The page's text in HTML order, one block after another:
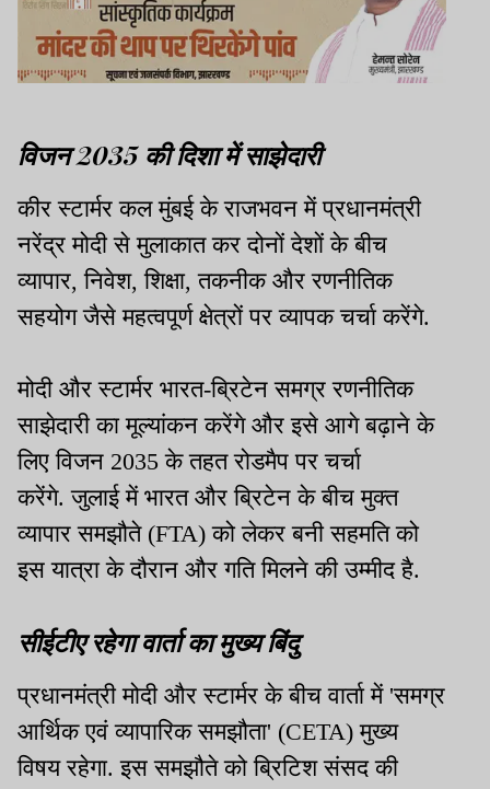
विजन 2035 की दिशा में साझेदारी
कीर स्टार्मर कल मुंबई के राजभवन में प्रधानमंत्री
नरेंद्र मोदी से मुलाकात कर दोनों देशों के बीच
व्यापार, निवेश, शिक्षा, तकनीक और रणनीतिक
सहयोग जैसे महत्वपूर्ण क्षेत्रों पर व्यापक चर्चा करेंगे.
मोदी और स्टार्मर भारत-ब्रिटेन समग्र रणनीतिक
साझेदारी का मूल्यांकन करेंगे और इसे आगे बढ़ाने के
लिए विजन 2035 के तहत रोडमैप पर चर्चा
करेंगे. जुलाई में भारत और ब्रिटेन के बीच मुक्त
व्यापार समझौते (FTA) को लेकर बनी सहमति को
इस यात्रा के दौरान और गति मिलने की उम्मीद है.
सीईटीए रहेगा वार्ता का मुख्य बिंदु
प्रधानमंत्री मोदी और स्टार्मर के बीच वार्ता में 'समग्र
आर्थिक एवं व्यापारिक समझौता' (CETA) मुख्य
विषय रहेगा. इस समझौते को ब्रिटिश संसद की